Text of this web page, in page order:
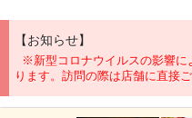
【お知らせ】
※新型コロナウイルスの影響に
ります。訪問の際は店舗に直接ご